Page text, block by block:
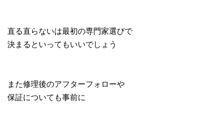
直る直らないは最初の専門家選びで
決まるといってもいいでしょう
また修理後のアフターフォローや
保証についても事前に